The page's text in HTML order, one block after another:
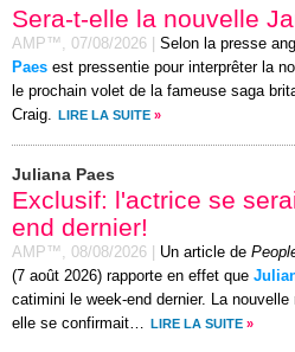
Sera-t-elle la nouvelle
AMP™, 07/08/2026 Selon la presse
Paes est pressentie pour interprêter la
le prochain volet de la fameuse saga
Craig.
LIRE LA SUITE »
Juliana Paes
Exclusif: l'actrice se
end dernier!
AMP™, 08/08/2026 Un article de
(7 août 2026) rapporte en effet que
catimini le week-end dernier. La
elle se confirmait…
LIRE LA SUITE »